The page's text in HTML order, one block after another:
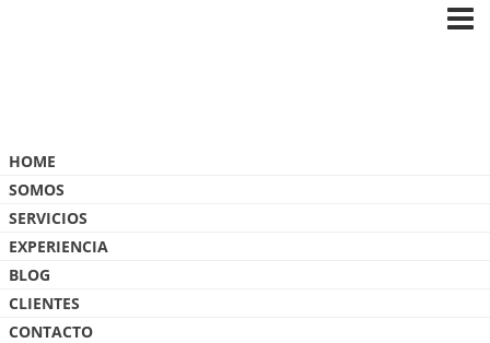
HOME
SOMOS
SERVICIOS
EXPERIENCIA
BLOG
CLIENTES
CONTACTO
IMG_8932
4 MAYO, 2017